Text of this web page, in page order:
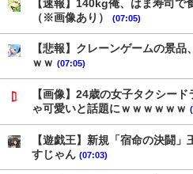
【速報】140kg俺、はま寿司で
（※画像あり）
(07:05)
【悲報】クレーンゲームの景
ｗｗ (07:05)
【画像】24歳の女子タクシー
ゃ可愛いと話題にｗｗｗｗｗｗ
【遊戯王】新規「宿命の決闘
すじゃん (07:03)